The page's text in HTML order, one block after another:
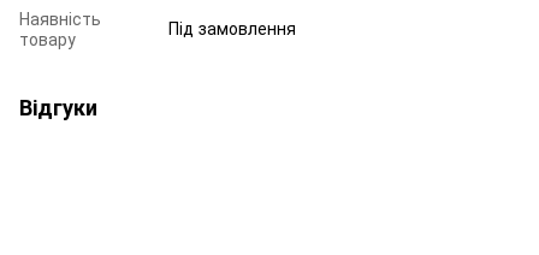
Наявність
товару
Під замовлення
Відгуки